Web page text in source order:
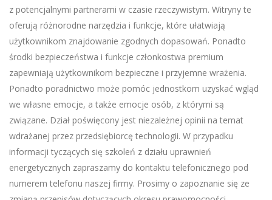
z potencjalnymi partnerami w czasie rzeczywistym. Witryny te
oferują różnorodne narzędzia i funkcje, które ułatwiają
użytkownikom znajdowanie zgodnych dopasowań. Ponadto
środki bezpieczeństwa i funkcje członkostwa premium
zapewniają użytkownikom bezpieczne i przyjemne wrażenia.
Ponadto poradnictwo może pomóc jednostkom uzyskać wgląd
we własne emocje, a także emocje osób, z którymi są
związane. Dział poświęcony jest niezależnej opinii na temat
wdrażanej przez przedsiębiorcę technologii. W przypadku
informacji tyczących się szkoleń z działu uprawnień
energetycznych zapraszamy do kontaktu telefonicznego pod
numerem telefonu naszej firmy. Prosimy o zapoznanie się ze